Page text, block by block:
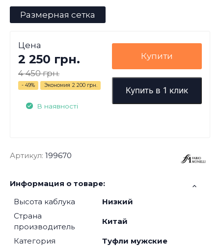
Размерная сетка
Цена
2 250 грн.
4 450 грн.
- 49% Экономия 2 200 грн.
В наявності
Купити
Купить в 1 клик
Артикул: 199670
Информация о товаре:
Высота каблука
Низкий
Страна
производитель
Китай
Категория Туфли мужские